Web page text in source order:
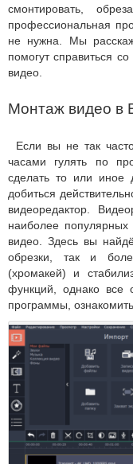
смонтировать,
профессиональная
не нужна. Мы
помогут справиться
видео.
Монтаж видео в
Если вы не так
часами гулять по
сделать то или иное
добиться
видеоредактор.
наиболее
видео. Здесь вы
обрезки, так и
(хромакей) и
функций, однако все
программы,